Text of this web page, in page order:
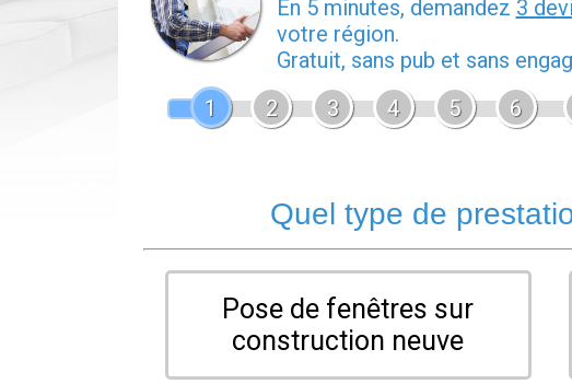
En 5 minutes, demandez 3
votre région.
Gratuit, sans pub et sans
1
2 3 4 5 6
Quel type de
Pose de fenêtres sur
construction neuve